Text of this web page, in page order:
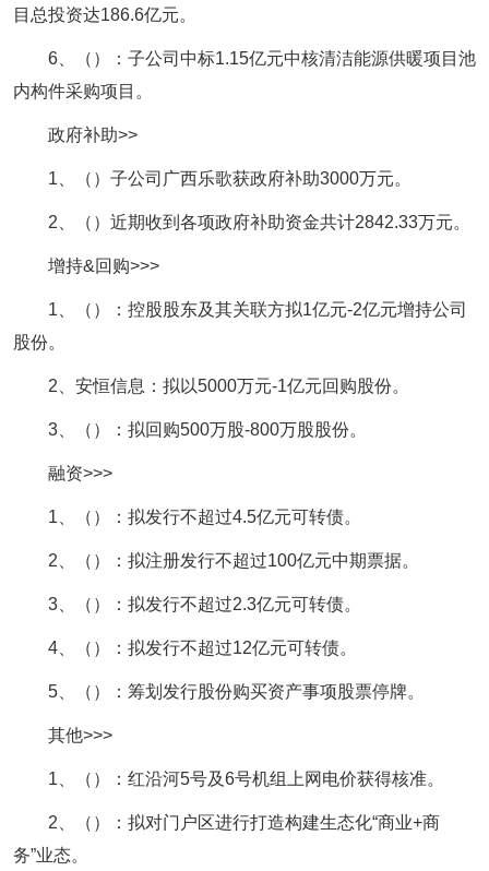
目总投资达186.6亿元。
6、（）：子公司中标1.15亿元中核清洁能源供暖项目池
内构件采购项目。
政府补助>>
1、（）子公司广西乐歌获政府补助3000万元。
2、（）近期收到各项政府补助资金共计2842.33万元。
增持&回购>>>
1、（）：控股股东及其关联方拟1亿元-2亿元增持公司
股份。
2、安恒信息：拟以5000万元-1亿元回购股份。
3、（）：拟回购500万股-800万股股份。
融资>>>
1、（）：拟发行不超过4.5亿元可转债。
2、（）：拟注册发行不超过100亿元中期票据。
3、（）：拟发行不超过2.3亿元可转债。
4、（）：拟发行不超过12亿元可转债。
5、（）：筹划发行股份购买资产事项股票停牌。
其他>>>
1、（）：红沿河5号及6号机组上网电价获得核准。
2、（）：拟对门户区进行打造构建生态化“商业+商
务”业态。